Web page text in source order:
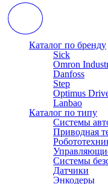
Каталог по бренду
Sick
Omron
Danfoss
Step
Optimus
Lanbao
Каталог по типу
Системы
Приводная
Системы
Датчики
Энкодеры